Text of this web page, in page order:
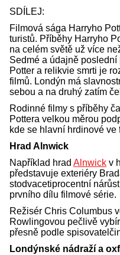
SDÍLEJ:
Filmová sága Harryho
turistů. Příběhy Harryho
na celém světě už více
Sedmé a údajně
Potter a relikvie smrti je
filmů. Londýn má
sebou a na druhý zatím
Rodinné filmy s příběhy
Pottera velkou měrou
kde se hlavní hrdinové ve
Hrad Alnwick
Například hrad Alnwick v
představuje exteriéry
stodvacetiprocentní
prvního dílu filmové série.
Režisér Chris Columbus
Rowlingovou pečlivě
přesně podle
Londýnské nádraží a